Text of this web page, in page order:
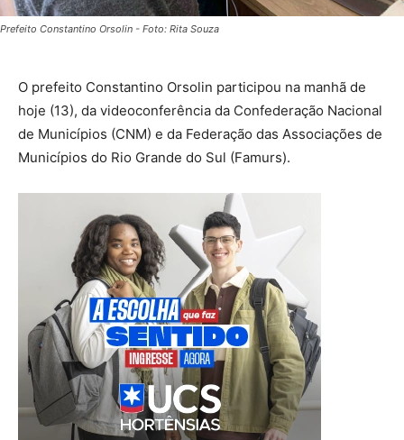
Prefeito Constantino Orsolin - Foto: Rita Souza
O prefeito Constantino Orsolin participou na manhã de
hoje (13), da videoconferência da Confederação Nacional
de Municípios (CNM) e da Federação das Associações de
Municípios do Rio Grande do Sul (Famurs).